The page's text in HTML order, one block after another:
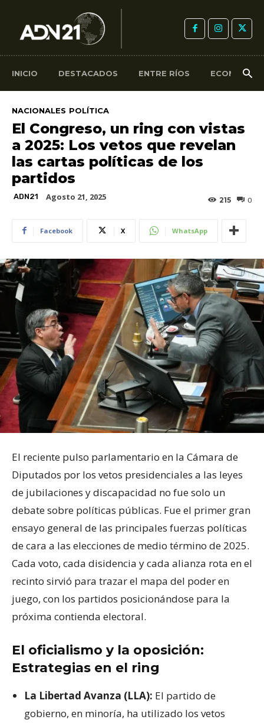
INICIO DESTACADOS ENTRE RÍOS ECONOMÍA
NACIONALES POLÍTICA
El Congreso, un ring con vistas
a 2025: Los vetos que revelan
las cartas políticas de los
partidos
ADN21 Agosto 21, 2025 0
215
Facebook X WhatsApp
El reciente pulso parlamentario en la Cámara de
Diputados por los vetos presidenciales a las leyes
de jubilaciones y discapacidad no fue solo un
debate sobre políticas públicas. Fue el primer gran
ensayo general de las principales fuerzas políticas
de cara a las elecciones de medio término de 2025.
Cada voto, cada disidencia y cada alianza rota en el
recinto sirvió para trazar el mapa del poder en
juego, con los partidos posicionándose para la
próxima contienda electoral.
El oficialismo y la oposición:
Estrategias en el ring
La Libertad Avanza (LLA): El partido de
gobierno, en minoría, ha utilizado los vetos